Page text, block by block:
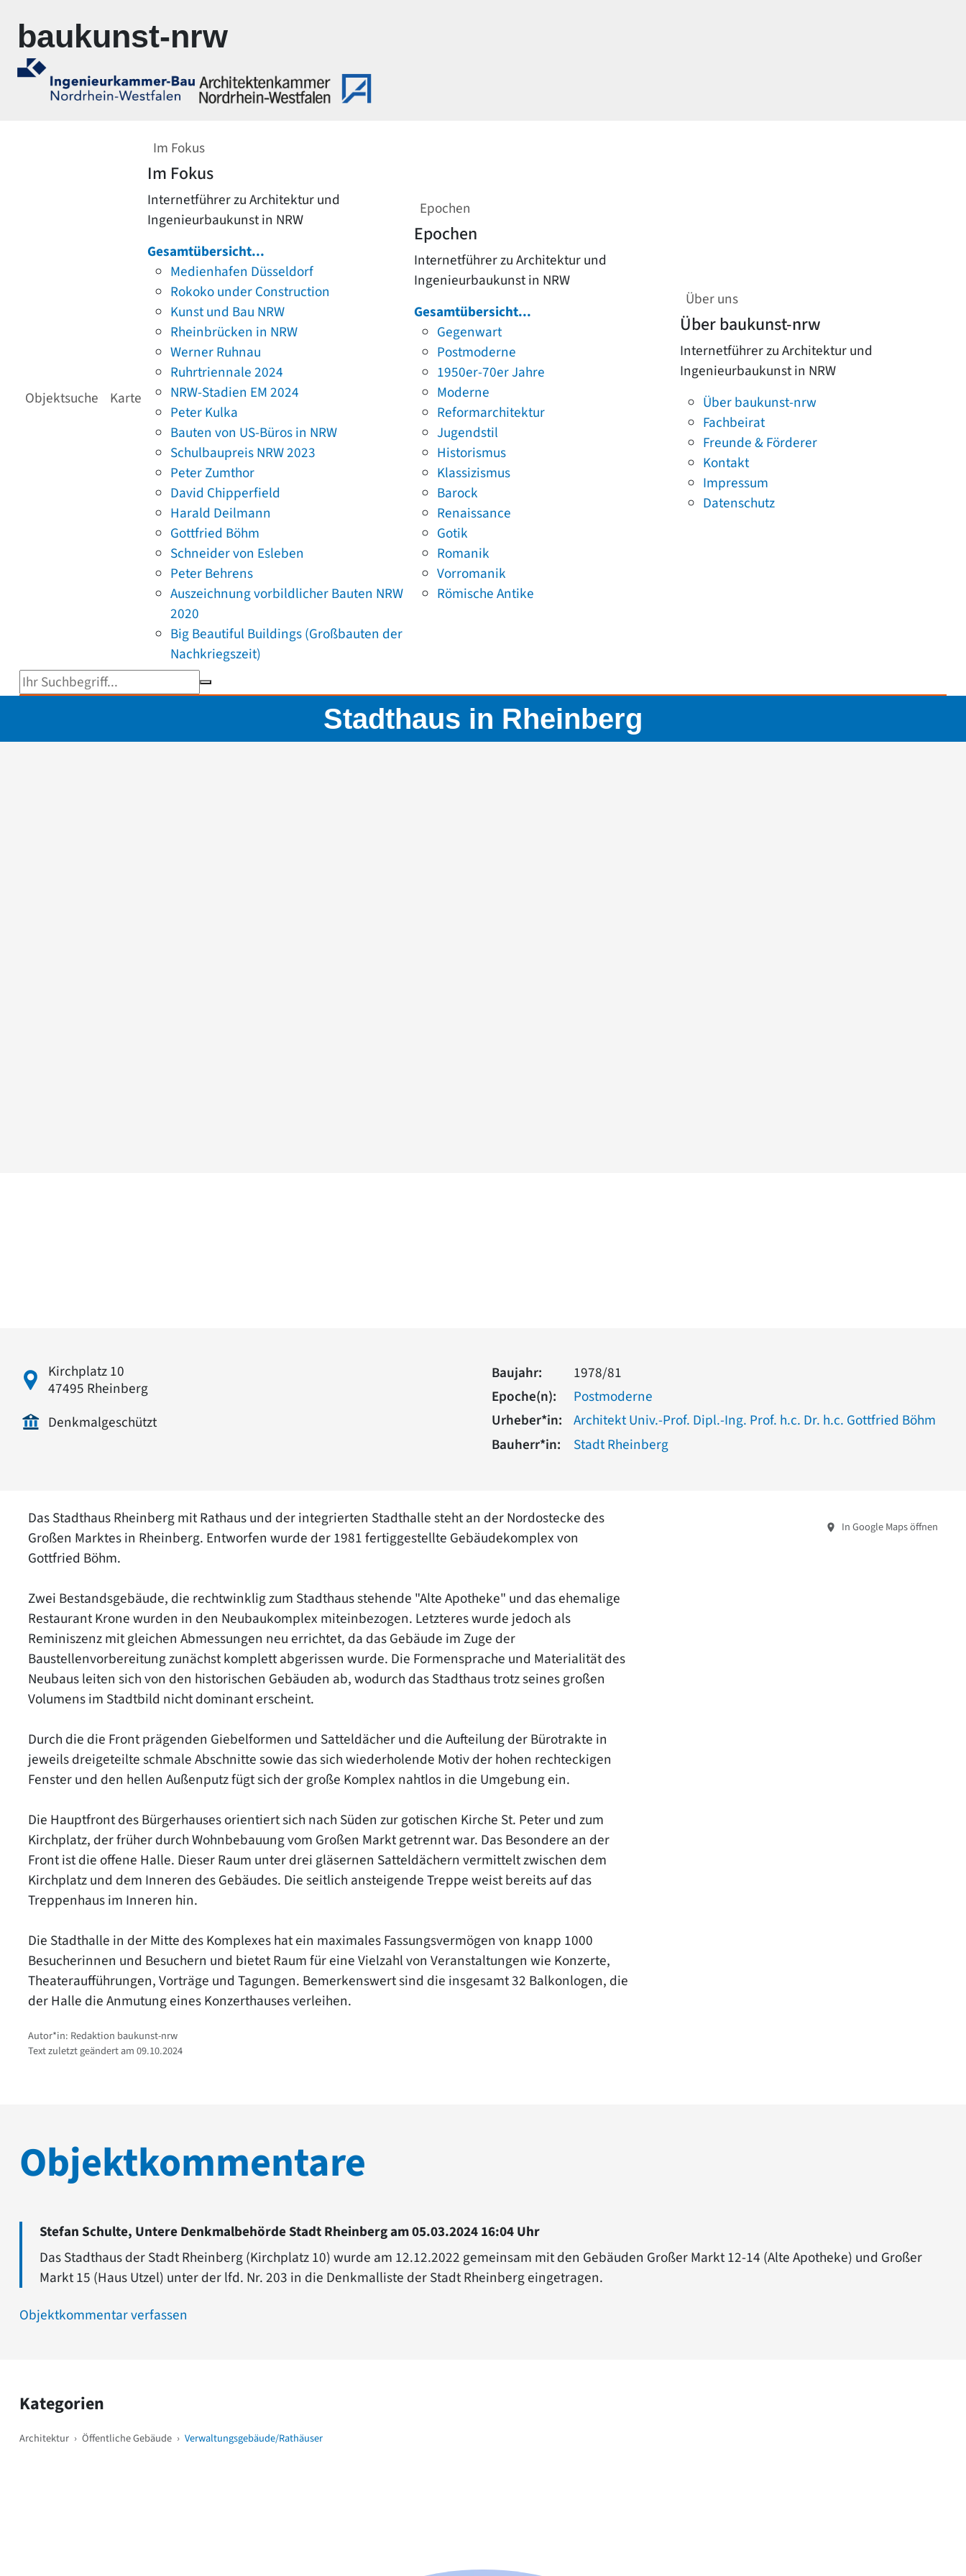
baukunst-nrw
Objektsuche Karte
Im Fokus
Im Fokus
Internetführer zu Architektur und
Ingenieurbaukunst in NRW
Gesamtübersicht...
Medienhafen Düsseldorf
Rokoko under Construction
Kunst und Bau NRW
Rheinbrücken in NRW
Werner Ruhnau
Ruhrtriennale 2024
NRW-Stadien EM 2024
Peter Kulka
Bauten von US-Büros in NRW
Schulbaupreis NRW 2023
Peter Zumthor
David Chipperfield
Harald Deilmann
Gottfried Böhm
Schneider von Esleben
Peter Behrens
Auszeichnung vorbildlicher Bauten NRW
2020
Big Beautiful Buildings (Großbauten der
Nachkriegszeit)
Epochen
Epochen
Internetführer zu Architektur und
Ingenieurbaukunst in NRW
Gesamtübersicht...
Gegenwart
Postmoderne
1950er-70er Jahre
Moderne
Reformarchitektur
Jugendstil
Historismus
Klassizismus
Barock
Renaissance
Gotik
Romanik
Vorromanik
Römische Antike
Über uns
Über baukunst-nrw
Internetführer zu Architektur und
Ingenieurbaukunst in NRW
Über baukunst-nrw
Fachbeirat
Freunde & Förderer
Kontakt
Impressum
Datenschutz
Suchbegriff eingeben
Stadthaus in Rheinberg
Kirchplatz 10
47495 Rheinberg
Denkmalgeschützt
Baujahr:
1978/81
Epoche(n):
Postmoderne
Urheber*in:
Architekt Univ.-Prof. Dipl.-Ing. Prof. h.c. Dr. h.c. Gottfried Böhm
Bauherr*in:
Stadt Rheinberg
Das Stadthaus Rheinberg mit Rathaus und der integrierten Stadthalle steht an der Nordostecke des
Großen Marktes in Rheinberg. Entworfen wurde der 1981 fertiggestellte Gebäudekomplex von
Gottfried Böhm.
Zwei Bestandsgebäude, die rechtwinklig zum Stadthaus stehende "Alte Apotheke" und das ehemalige
Restaurant Krone wurden in den Neubaukomplex miteinbezogen. Letzteres wurde jedoch als
Reminiszenz mit gleichen Abmessungen neu errichtet, da das Gebäude im Zuge der
Baustellenvorbereitung zunächst komplett abgerissen wurde. Die Formensprache und Materialität des
Neubaus leiten sich von den historischen Gebäuden ab, wodurch das Stadthaus trotz seines großen
Volumens im Stadtbild nicht dominant erscheint.
Durch die die Front prägenden Giebelformen und Satteldächer und die Aufteilung der Bürotrakte in
jeweils dreigeteilte schmale Abschnitte sowie das sich wiederholende Motiv der hohen rechteckigen
Fenster und den hellen Außenputz fügt sich der große Komplex nahtlos in die Umgebung ein.
Die Hauptfront des Bürgerhauses orientiert sich nach Süden zur gotischen Kirche St. Peter und zum
Kirchplatz, der früher durch Wohnbebauung vom Großen Markt getrennt war. Das Besondere an der
Front ist die offene Halle. Dieser Raum unter drei gläsernen Satteldächern vermittelt zwischen dem
Kirchplatz und dem Inneren des Gebäudes. Die seitlich ansteigende Treppe weist bereits auf das
Treppenhaus im Inneren hin.
Die Stadthalle in der Mitte des Komplexes hat ein maximales Fassungsvermögen von knapp 1000
Besucherinnen und Besuchern und bietet Raum für eine Vielzahl von Veranstaltungen wie Konzerte,
Theateraufführungen, Vorträge und Tagungen. Bemerkenswert sind die insgesamt 32 Balkonlogen, die
der Halle die Anmutung eines Konzerthauses verleihen.
Autor*in: Redaktion baukunst-nrw
Text zuletzt geändert am 09.10.2024
In Google Maps öffnen
Objektkommentare
Stefan Schulte, Untere Denkmalbehörde Stadt Rheinberg am 05.03.2024 16:04 Uhr
Das Stadthaus der Stadt Rheinberg (Kirchplatz 10) wurde am 12.12.2022 gemeinsam mit den Gebäuden Großer Markt 12-14 (Alte Apotheke) und Großer
Markt 15 (Haus Utzel) unter der lfd. Nr. 203 in die Denkmalliste der Stadt Rheinberg eingetragen.
Objektkommentar verfassen
Kategorien
Architektur › Öffentliche Gebäude › Verwaltungsgebäude/Rathäuser